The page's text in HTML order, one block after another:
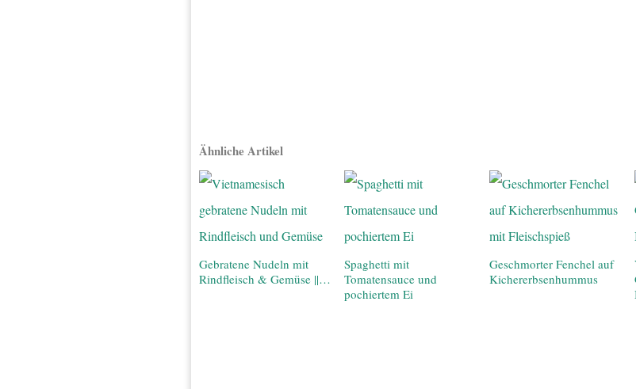
Ähnliche Artikel
Gebratene Nudeln mit
Rindfleisch & Gemüse ||…
Spaghetti mit
Tomatensauce und
pochiertem Ei
Geschmorter Fenchel auf
Kichererbsenhummus